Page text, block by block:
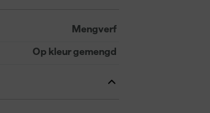
Mengverf
Op kleur gemengd